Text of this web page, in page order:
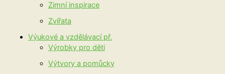
Zimní inspirace
Zvířata
Výukové a vzdělávací př.
Výrobky pro děti
Výtvory a pomůcky